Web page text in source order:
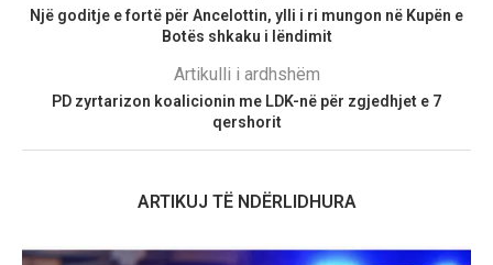
Një goditje e fortë për Ancelottin, ylli i ri mungon në Kupën e
Botës shkaku i lëndimit
Artikulli i ardhshëm
PD zyrtarizon koalicionin me LDK-në për zgjedhjet e 7
qershorit
ARTIKUJ TË NDËRLIDHURA